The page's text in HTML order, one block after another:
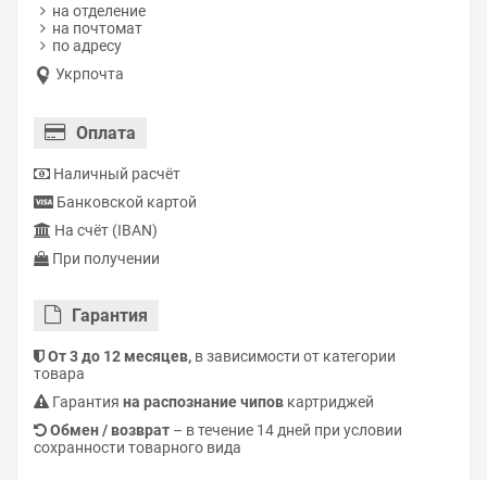
на отделение
на почтомат
по адресу
Укрпочта
Оплата
Наличный расчёт
Банковской картой
На счёт (IBAN)
При получении
Гарантия
От 3 до 12 месяцев, в зависимости от категории
товара
Гарантия на распознание чипов картриджей
Обмен / возврат – в течение 14 дней при условии
сохранности товарного вида